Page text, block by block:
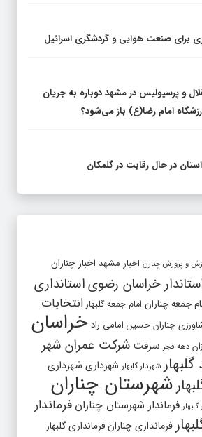
برای صنعت هوایی و گردشگری اسرائیل
و پرسپولیس در مشهد دوباره به جریان
امام رضا(ع) باز می‌شود؟
و پرورش چنارن اخبار مشهد اخبار چناران
خراسان رضویاستانداری
جمعه چناران امام جمعه گلبهار انتخابات
چناران حسین امامی راد خراسان
دهه فجر سرقت شرکت عمران شهر
شهردار گلبهار شهرداری شهرداری
شهرستان چناران
فرماندار شهرستان چناران فرماندار
فرمانداری چنارانفرمانداری گلبهار